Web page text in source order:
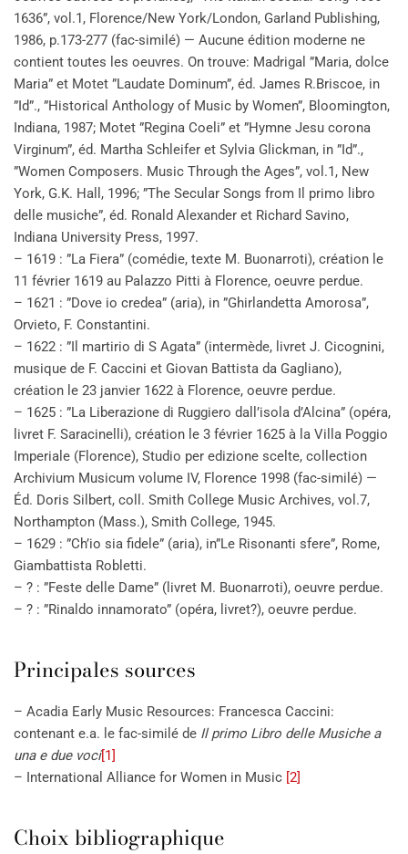
1636”, vol.1, Florence/New York/London, Garland Publishing,
1986, p.173-277 (fac-similé) — Aucune édition moderne ne
contient toutes les oeuvres. On trouve: Madrigal ”Maria, dolce
Maria” et Motet ”Laudate Dominum”, éd. James R.Briscoe, in
”Id”., ”Historical Anthology of Music by Women”, Bloomington,
Indiana, 1987; Motet ”Regina Coeli” et ”Hymne Jesu corona
Virginum”, éd. Martha Schleifer et Sylvia Glickman, in ”Id”.,
”Women Composers. Music Through the Ages”, vol.1, New
York, G.K. Hall, 1996; ”The Secular Songs from Il primo libro
delle musiche”, éd. Ronald Alexander et Richard Savino,
Indiana University Press, 1997.
– 1619 : ”La Fiera” (comédie, texte M. Buonarroti), création le
11 février 1619 au Palazzo Pitti à Florence, oeuvre perdue.
– 1621 : ”Dove io credea” (aria), in ”Ghirlandetta Amorosa”,
Orvieto, F. Constantini.
– 1622 : ”Il martirio di S Agata” (intermède, livret J. Cicognini,
musique de F. Caccini et Giovan Battista da Gagliano),
création le 23 janvier 1622 à Florence, oeuvre perdue.
– 1625 : ”La Liberazione di Ruggiero dall’isola d’Alcina” (opéra,
livret F. Saracinelli), création le 3 février 1625 à la Villa Poggio
Imperiale (Florence), Studio per edizione scelte, collection
Archivium Musicum volume IV, Florence 1998 (fac-similé) —
Éd. Doris Silbert, coll. Smith College Music Archives, vol.7,
Northampton (Mass.), Smith College, 1945.
– 1629 : ”Ch’io sia fidele” (aria), in”Le Risonanti sfere”, Rome,
Giambattista Robletti.
– ? : ”Feste delle Dame” (livret M. Buonarroti), oeuvre perdue.
– ? : ”Rinaldo innamorato” (opéra, livret?), oeuvre perdue.
Principales sources
– Acadia Early Music Resources: Francesca Caccini:
contenant e.a. le fac-similé de Il primo Libro delle Musiche a
una e due voci[1]
– International Alliance for Women in Music [2]
Choix bibliographique